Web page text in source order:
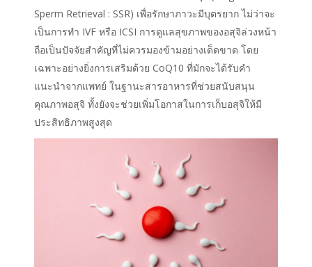
Sperm Retrieval : SSR) เพื่อรักษาภาวะมีบุตรยาก ไม่ว่าจะ
เป็นการทำ IVF หรือ ICSI การดูแลสุขภาพของอสุจิล่วงหน้า
ถือเป็นปัจจัยสำคัญที่ไม่ควรมองข้ามอย่างเด็ดขาด โดย
เฉพาะอย่างยิ่งการเสริมด้วย CoQ10 ที่มักจะได้รับคำ
แนะนำจากแพทย์ ในฐานะสารอาหารที่ช่วยสนับสนุน
คุณภาพอสุจิ ทั้งยังจะช่วยเพิ่มโอกาสในการเก็บอสุจิให้มี
ประสิทธิภาพสูงสุด